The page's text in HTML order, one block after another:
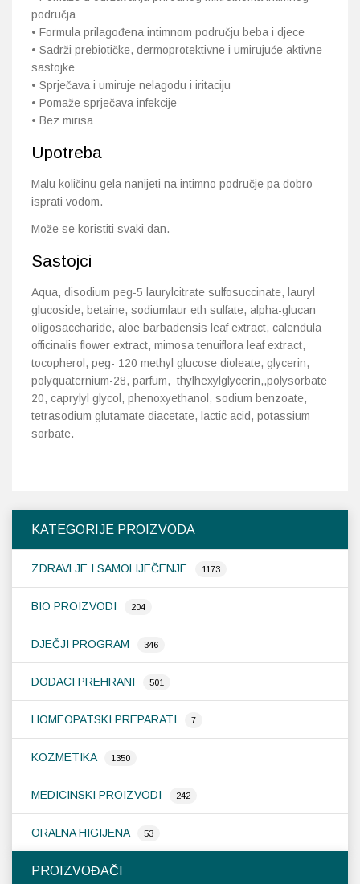
KATEGORIJE PROIZVODA
ZDRAVLJE I SAMOLIJEČENJE 1173
BIO PROIZVODI 204
DJEČJI PROGRAM 346
DODACI PREHRANI 501
HOMEOPATSKI PREPARATI 7
KOZMETIKA 1350
MEDICINSKI PROIZVODI 242
ORALNA HIGIJENA 53
PROIZVOĐAČI
područja
• Formula prilagođena intimnom području beba i djece
• Sadrži prebiotičke, dermoprotektivne i umirujuće aktivne
sastojke
• Sprječava i umiruje nelagodu i iritaciju
• Pomaže sprječava infekcije
• Bez mirisa
Upotreba
Malu količinu gela nanijeti na intimno područje pa dobro
isprati vodom.
Može se koristiti svaki dan.
Sastojci
Aqua, disodium peg-5 laurylcitrate sulfosuccinate, lauryl
glucoside, betaine, sodiumlaur eth sulfate, alpha-glucan
oligosaccharide, aloe barbadensis leaf extract, calendula
officinalis flower extract, mimosa tenuiflora leaf extract,
tocopherol, peg- 120 methyl glucose dioleate, glycerin,
polyquaternium-28, parfum, thylhexylglycerin,,polysorbate
20, caprylyl glycol, phenoxyethanol, sodium benzoate,
tetrasodium glutamate diacetate, lactic acid, potassium
sorbate.